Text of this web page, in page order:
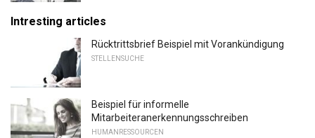
Intresting articles
Rücktrittsbrief Beispiel mit Vorankündigung
STELLENSUCHE
Beispiel für informelle
Mitarbeiteranerkennungsschreiben
HUMANRESSOURCEN